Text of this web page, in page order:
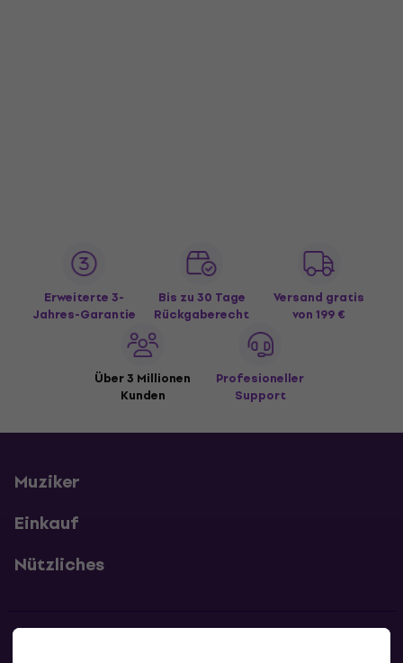
Erweiterte 3-
Jahres-Garantie
Bis zu 30 Tage
Rückgaberecht
Versand gratis
von 199 €
Über 3 Millionen
Kunden
Profesioneller
Support
Muziker
Einkauf
Nützliches